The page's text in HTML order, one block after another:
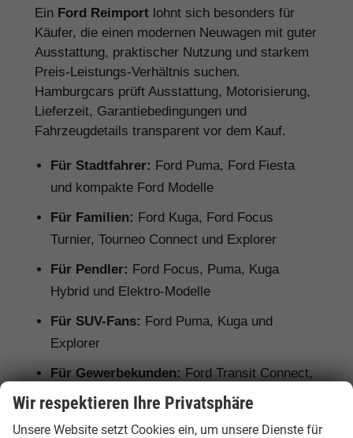
Ein Ford Reimport lohnt sich besonders für
Käufer, die einen modernen Neuwagen mit guter
Ausstattung, praktischer Nutzung und starkem
Preis-Leistungs-Verhältnis suchen.
Hamburgcars prüft Ausstattung, Motorisierung,
Lieferzeit, Garantiebedingungen und
Fahrzeugdetails transparent vor dem Kauf.
Für Stadtfahrer: Ford Puma, Ford Fiesta
und kompakte Ford Modelle
Für Familien: Ford Kuga, Ford Focus
Turnier, Tourneo Connect und Explorer
Für Pendler: Ford Focus, Puma, Kuga
Hybrid und Elektro-Modelle
Für SUV-Fans: Ford Puma, Kuga und
Explorer
Für Gewerbekunden: Ford Transit Connect,
Transit Custom und Ranger
Wir respektieren Ihre Privatsphäre
Unsere Website setzt Cookies ein, um unsere Dienste für